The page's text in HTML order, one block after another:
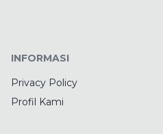
INFORMASI
Privacy Policy
Profil Kami